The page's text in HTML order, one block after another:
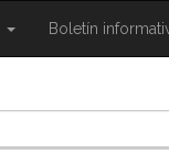
{{
Boletín